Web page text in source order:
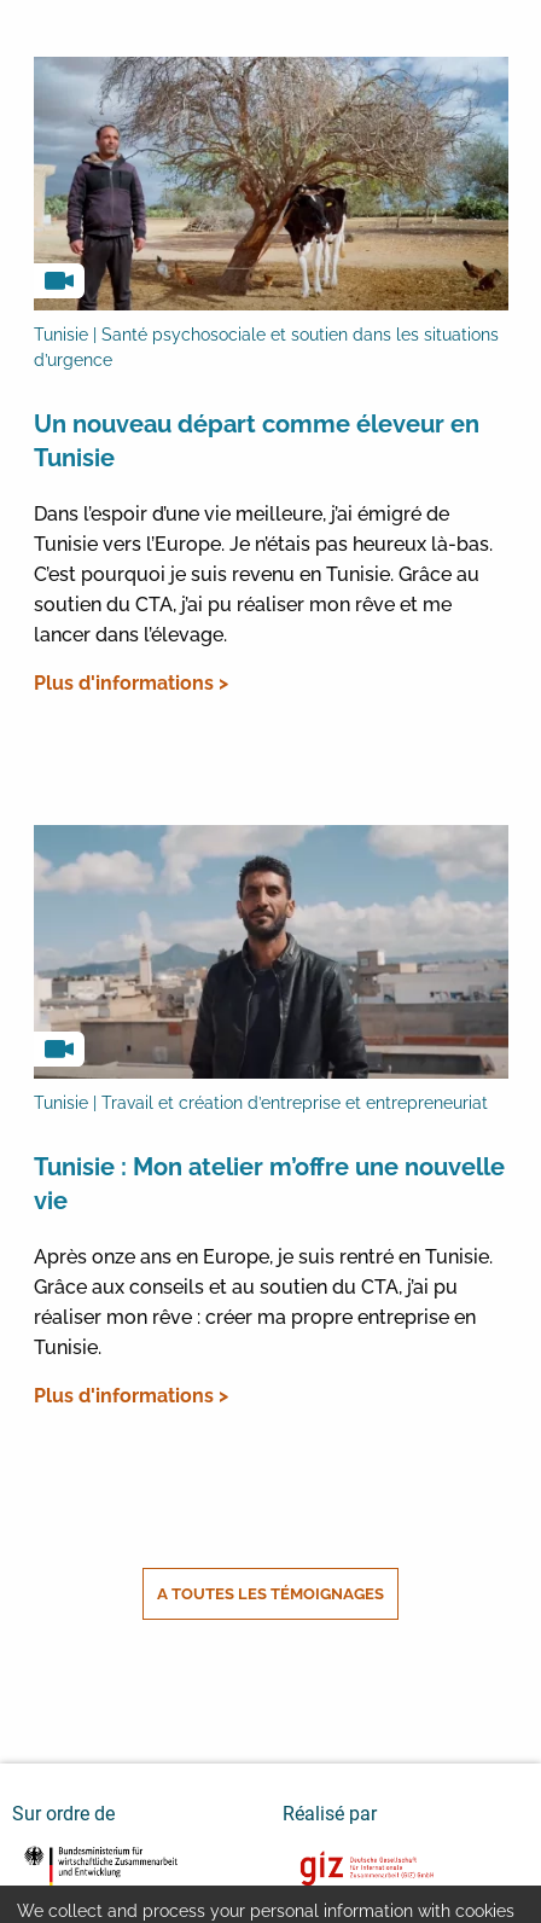
Tunisie | Santé psychosociale et soutien dans les situations
d’urgence
Un nouveau départ comme éleveur en
Tunisie
Dans l’espoir d’une vie meilleure, j’ai émigré de
Tunisie vers l’Europe. Je n’étais pas heureux là-bas.
C’est pourquoi je suis revenu en Tunisie. Grâce au
soutien du CTA, j’ai pu réaliser mon rêve et me
lancer dans l’élevage.
Plus d'informations >
Tunisie | Travail et création d’entreprise et entrepreneuriat
Tunisie : Mon atelier m’offre une nouvelle
vie
Après onze ans en Europe, je suis rentré en Tunisie.
Grâce aux conseils et au soutien du CTA, j’ai pu
réaliser mon rêve : créer ma propre entreprise en
Tunisie.
Plus d'informations >
A TOUTES LES TÉMOIGNAGES
Sur ordre de Réalisé par
We collect and process your personal information with cookies